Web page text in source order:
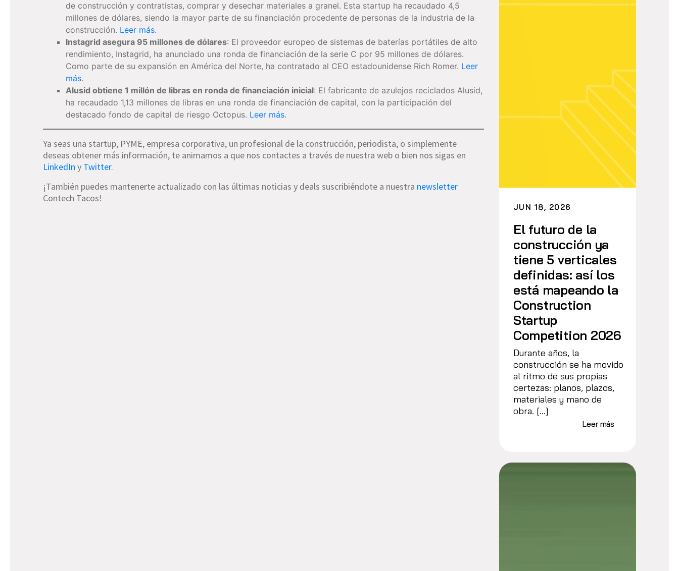
de construcción y contratistas, comprar y desechar materiales a granel. Esta startup ha recaudado 4,5
millones de dólares, siendo la mayor parte de su financiación procedente de personas de la industria de la
construcción. Leer más.
Instagrid asegura 95 millones de dólares: El proveedor europeo de sistemas de baterías portátiles de alto
rendimiento, Instagrid, ha anunciado una ronda de financiación de la serie C por 95 millones de dólares.
Como parte de su expansión en América del Norte, ha contratado al CEO estadounidense Rich Romer. Leer
más.
Alusid obtiene 1 millón de libras en ronda de financiación inicial: El fabricante de azulejos reciclados Alusid,
ha recaudado 1,13 millones de libras en una ronda de financiación de capital, con la participación del
destacado fondo de capital de riesgo Octopus. Leer más.
Ya seas una startup, PYME, empresa corporativa, un profesional de la construcción, periodista, o simplemente
deseas obtener más información, te animamos a que nos contactes a través de nuestra web o bien nos sigas en
LinkedIn y Twitter.
¡También puedes mantenerte actualizado con las últimas noticias y deals suscribiéndote a nuestra newsletter
Contech Tacos!
JUN 18, 2026
El futuro de la
construcción ya
tiene 5 verticales
definidas: así los
está mapeando la
Construction
Startup
Competition 2026
Durante años, la
construcción se ha movido
al ritmo de sus propias
certezas: planos, plazos,
materiales y mano de
obra. […]
Leer más